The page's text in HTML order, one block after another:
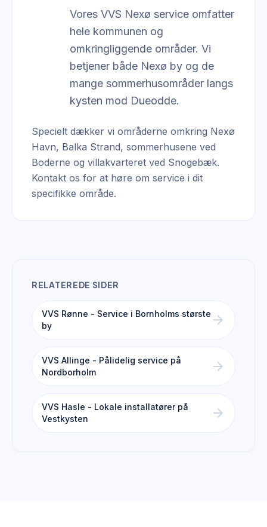
Vores VVS Nexø service omfatter
hele kommunen og
omkringliggende områder. Vi
betjener både Nexø by og de
mange sommerhusområder langs
kysten mod Dueodde.
Specielt dækker vi områderne omkring Nexø
Havn, Balka Strand, sommerhusene ved
Boderne og villakvarteret ved Snogebæk.
Kontakt os for at høre om service i dit
specifikke område.
RELATEREDE SIDER
VVS Rønne - Service i Bornholms største
by
arrow_forward
VVS Allinge - Pålidelig service på
Nordborholm
arrow_forward
VVS Hasle - Lokale installatører på
Vestkysten
arrow_forward